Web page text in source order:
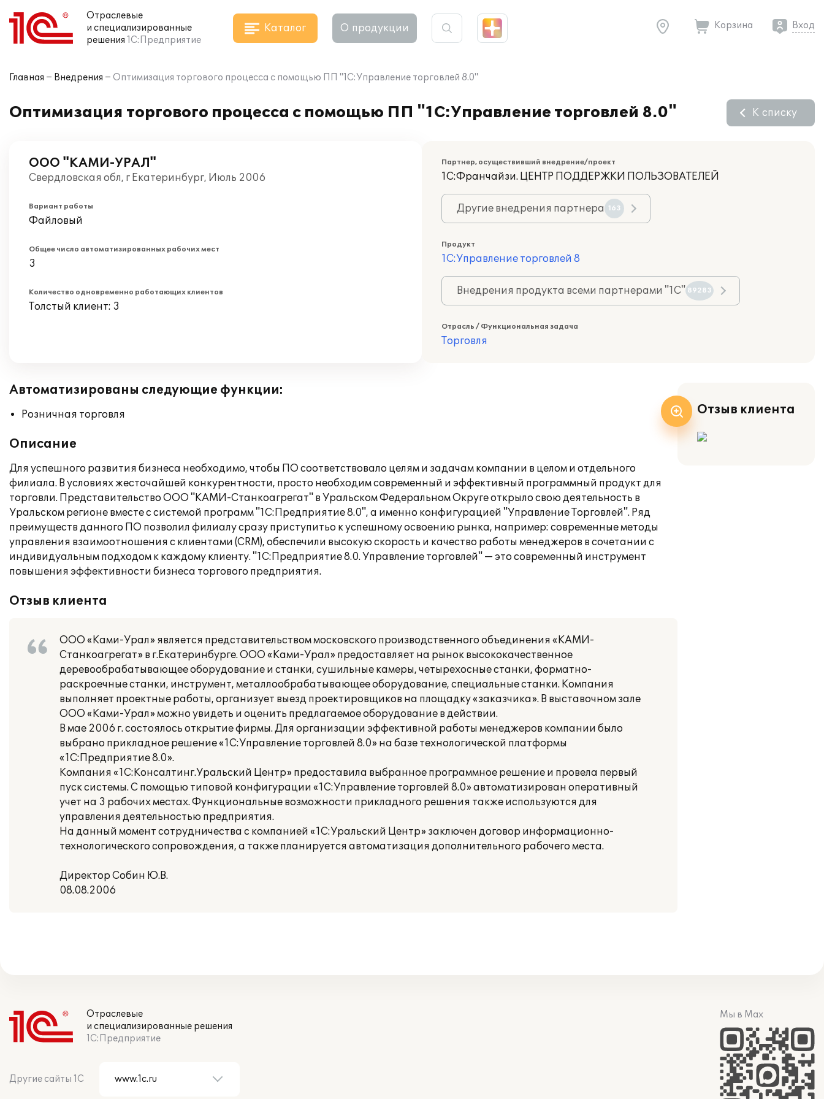
Отраслевые
и специализированные
решения 1С:Предприятие
Каталог О продукции Корзина Вход
Главная Внедрения Оптимизация торгового процесса с помощью ПП "1С:Управление торговлей 8.0"
Оптимизация торгового процесса с помощью ПП "1С:Управление торговлей 8.0" К списку
ООО "КАМИ-УРАЛ"
Свердловская обл, г Екатеринбург, Июль 2006
Вариант работы
Файловый
Общее число автоматизированных рабочих мест
3
Количество одновременно работающих клиентов
Толстый клиент: 3
Партнер, осуществивший внедрение/проект
1С:Франчайзи. ЦЕНТР ПОДДЕРЖКИ ПОЛЬЗОВАТЕЛЕЙ
Другие внедрения партнера 163
Продукт
1С:Управление торговлей 8
Внедрения продукта всеми партнерами "1С" 89283
Отрасль / Функциональная задача
Торговля
Автоматизированы следующие функции:
Розничная торговля
Описание
Для успешного развития бизнеса необходимо, чтобы ПО соответствовало целям и задачам компании в целом и отдельного
филиала. В условиях жесточайшей конкурентности, просто необходим современный и эффективный программный продукт для
торговли. Представительство ООО "КАМИ-Станкоагрегат" в Уральском Федеральном Округе открыло свою деятельность в
Уральском регионе вместе с системой программ "1С:Предприятие 8.0", а именно конфигурацией "Управление Торговлей". Ряд
преимуществ данного ПО позволил филиалу сразу приступитьо к успешному освоению рынка, например: современные методы
управления взаимоотношения с клиентами (CRM), обеспечили высокую скорость и качество работы менеджеров в сочетании с
индивидуальным подходом к каждому клиенту. "1С:Предприятие 8.0. Управление торговлей" — это современный инструмент
повышения эффективности бизнеса торгового предприятия.
Отзыв клиента
ООО «Ками-Урал» является представительством московского производственного объединения «КАМИ-
Станкоагрегат» в г.Екатеринбурге. ООО «Ками-Урал» предоставляет на рынок высококачественное
деревообрабатывающее оборудование и станки, сушильные камеры, четырехосные станки, форматно-
раскроечные станки, инструмент, металлообрабатывающее оборудование, специальные станки. Компания
выполняет проектные работы, организует выезд проектировщиков на площадку «заказчика». В выставочном зале
ООО «Ками-Урал» можно увидеть и оценить предлагаемое оборудование в действии.
В мае 2006 г. состоялось открытие фирмы. Для организации эффективной работы менеджеров компании было
выбрано прикладное решение «1С:Управление торговлей 8.0» на базе технологической платформы
«1С:Предприятие 8.0».
Компания «1С:Консалтинг.Уральский Центр» предоставила выбранное программное решение и провела первый
пуск системы. С помощью типовой конфигурации «1С:Управление торговлей 8.0» автоматизирован оперативный
учет на 3 рабочих местах. Функциональные возможности прикладного решения также используются для
управления деятельностью предприятия.
На данный момент сотрудничества с компанией «1С:Уральский Центр» заключен договор информационно-
технологического сопровождения, а также планируется автоматизация дополнительного рабочего места.
Директор Собин Ю.В.
08.08.2006
Отзыв клиента
Отраслевые
и специализированные решения
1С:Предприятие
Другие сайты 1С
Мы в Max